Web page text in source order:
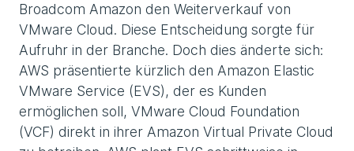
Broadcom Amazon den Weiterverkauf von
VMware Cloud. Diese Entscheidung sorgte für
Aufruhr in der Branche. Doch dies änderte sich:
AWS präsentierte kürzlich den Amazon Elastic
VMware Service (EVS), der es Kunden
ermöglichen soll, VMware Cloud Foundation
(VCF) direkt in ihrer Amazon Virtual Private Cloud